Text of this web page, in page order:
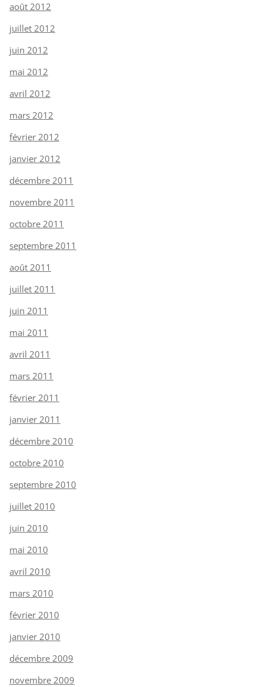
août 2012
juillet 2012
juin 2012
mai 2012
avril 2012
mars 2012
février 2012
janvier 2012
décembre 2011
novembre 2011
octobre 2011
septembre 2011
août 2011
juillet 2011
juin 2011
mai 2011
avril 2011
mars 2011
février 2011
janvier 2011
décembre 2010
octobre 2010
septembre 2010
juillet 2010
juin 2010
mai 2010
avril 2010
mars 2010
février 2010
janvier 2010
décembre 2009
novembre 2009